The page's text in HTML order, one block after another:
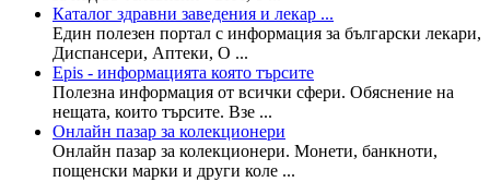
Каталог здравни заведения и лекар ...
Един полезен портал с информация за български лекари,
Диспансери, Аптеки, О ...
Epis - информацията която търсите
Полезна информация от всички сфери. Обяснение на
нещата, които търсите. Взе ...
Онлайн пазар за колекционери
Онлайн пазар за колекционери. Монети, банкноти,
пощенски марки и други коле ...